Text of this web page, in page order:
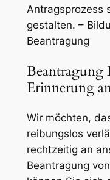
Antragsprozess
gestalten. –
Beantragung
Beantragung
Erinnerung
Wir möchten,
reibungslos
rechtzeitig an
Beantragung